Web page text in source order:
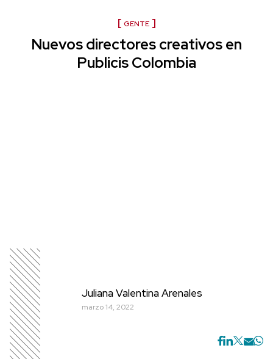
GENTE
Nuevos directores creativos en
Publicis Colombia
Juliana Valentina Arenales
marzo 14, 2022